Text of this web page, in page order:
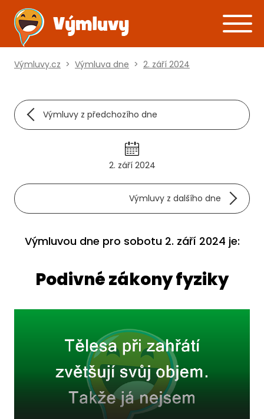
Výmluvy.cz > Výmluva dne > 2. září 2024
Výmluvy z předchozího dne
2. září 2024
Výmluvy z dalšího dne
Výmluvou dne pro sobotu 2. září 2024 je:
Podivné zákony fyziky